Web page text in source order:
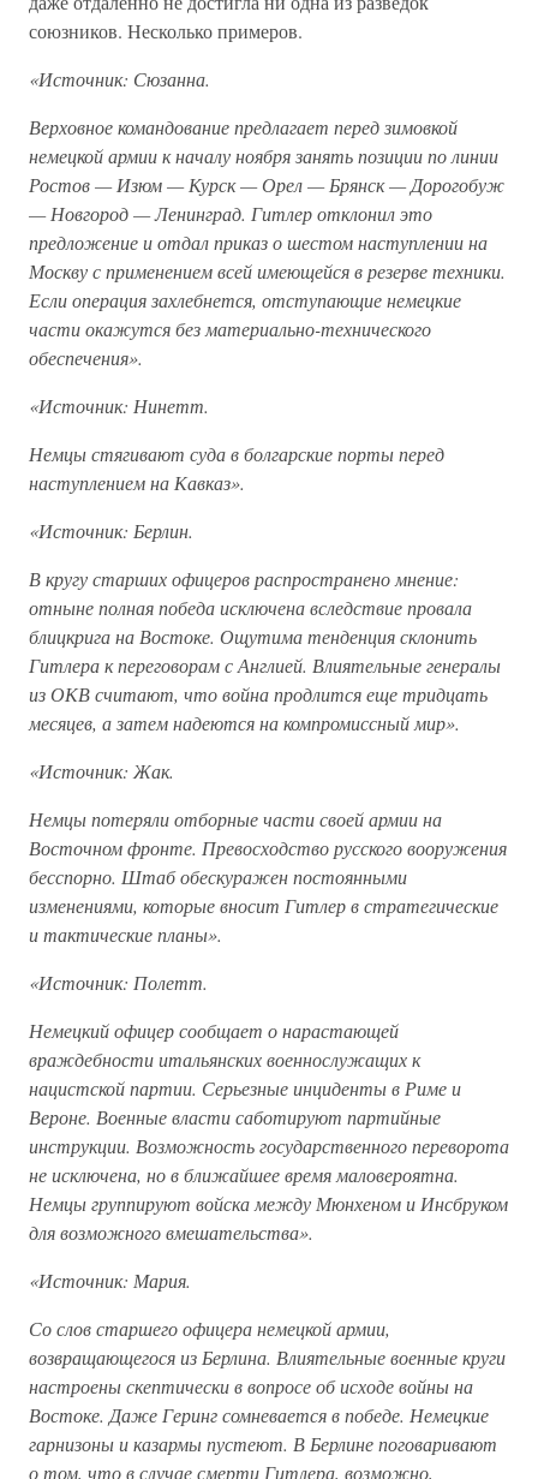
союзников. Несколько примеров.
«Источник: Сюзанна.
Верховное командование предлагает перед зимовкой
немецкой армии к началу ноября занять позиции по линии
Ростов — Изюм — Курск — Орел — Брянск — Дорогобуж
— Новгород — Ленинград. Гитлер отклонил это
предложение и отдал приказ о шестом наступлении на
Москву с применением всей имеющейся в резерве техники.
Если операция захлебнется, отступающие немецкие
части окажутся без материально-технического
обеспечения».
«Источник: Нинетт.
Немцы стягивают суда в болгарские порты перед
наступлением на Кавказ».
«Источник: Берлин.
В кругу старших офицеров распространено мнение:
отныне полная победа исключена вследствие провала
блицкрига на Востоке. Ощутима тенденция склонить
Гитлера к переговорам с Англией. Влиятельные генералы
из ОКВ считают, что война продлится еще тридцать
месяцев, а затем надеются на компромиссный мир».
«Источник: Жак.
Немцы потеряли отборные части своей армии на
Восточном фронте. Превосходство русского вооружения
бесспорно. Штаб обескуражен постоянными
изменениями, которые вносит Гитлер в стратегические
и тактические планы».
«Источник: Полетт.
Немецкий офицер сообщает о нарастающей
враждебности итальянских военнослужащих к
нацистской партии. Серьезные инциденты в Риме и
Вероне. Военные власти саботируют партийные
инструкции. Возможность государственного переворота
не исключена, но в ближайшее время маловероятна.
Немцы группируют войска между Мюнхеном и Инсбруком
для возможного вмешательства».
«Источник: Мария.
Со слов старшего офицера немецкой армии,
возвращающегося из Берлина. Влиятельные военные круги
настроены скептически в вопросе об исходе войны на
Востоке. Даже Геринг сомневается в победе. Немецкие
гарнизоны и казармы пустеют. В Берлине поговаривают
о том, что в случае смерти Гитлера, возможно,